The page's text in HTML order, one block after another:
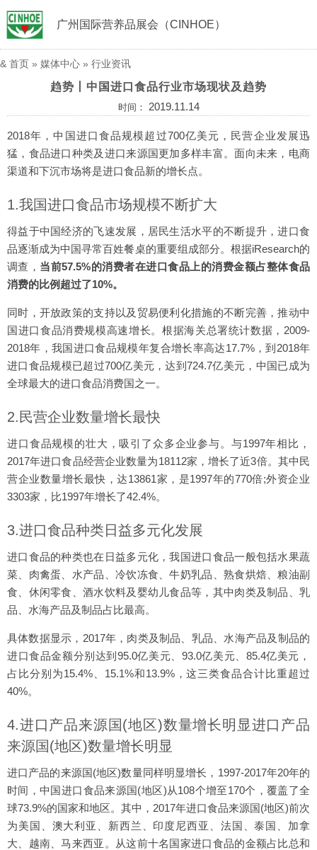
广州国际营养品展会（CINHOE）
& 首页 » 媒体中心 » 行业资讯
趋势丨中国进口食品行业市场现状及趋势
时间： 2019.11.14
2018年，中国进口食品规模超过700亿美元，民营企业发展迅
猛，食品进口种类及进口来源国更加多样丰富。面向未来，电商
渠道和下沉市场将是进口食品新的增长点。
1.我国进口食品市场规模不断扩大
得益于中国经济的飞速发展，居民生活水平的不断提升，进口食
品逐渐成为中国寻常百姓餐桌的重要组成部分。根据iResearch的
调查， 当前57.5%的消费者在进口食品上的消费金额占整体食品
消费的比例超过了10%。
同时，开放政策的支持以及贸易便利化措施的不断完善，推动中
国进口食品消费规模高速增长。根据海关总署统计数据，2009-
2018年，我国进口食品规模年复合增长率高达17.7%，到2018年
进口食品规模已超过700亿美元，达到724.7亿美元，中国已成为
全球最大的进口食品消费国之一。
2.民营企业数量增长最快
进口食品规模的壮大，吸引了众多企业参与。与1997年相比，
2017年进口食品经营企业数量为18112家，增长了近3倍。其中民
营企业数量增长最快，达13861家，是1997年的770倍;外资企业
3303家，比1997年增长了42.4%。
3.进口食品种类日益多元化发展
进口食品的种类也在日益多元化，我国进口食品一般包括水果蔬
菜、肉禽蛋、水产品、冷饮冻食、牛奶乳品、熟食烘焙、粮油副
食、休闲零食、酒水饮料及婴幼儿食品等，其中肉类及制品、乳
品、水海产品及制品占比最高。
具体数据显示，2017年，肉类及制品、乳品、水海产品及制品的
进口食品金额分别达到95.0亿美元、93.0亿美元、85.4亿美元，
占比分别为15.4%、15.1%和13.9%，这三类食品合计比重超过
40%。
4.进口产品来源国(地区)数量增长明显进口产品
来源国(地区)数量增长明显
进口产品的来源国(地区)数量同样明显增长，1997-2017年20年的
时间，中国进口食品来源国(地区)从108个增至170个，覆盖了全
球73.9%的国家和地区。其中，2017年进口食品来源国(地区)前次
为美国、澳大利亚、新西兰、印度尼西亚、法国、泰国、加拿
大、越南、马来西亚。从这前十名国家进口食品的金额占比总和